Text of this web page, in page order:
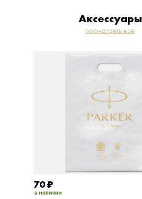
Аксессуары
посмотреть все
70₽
в наличии